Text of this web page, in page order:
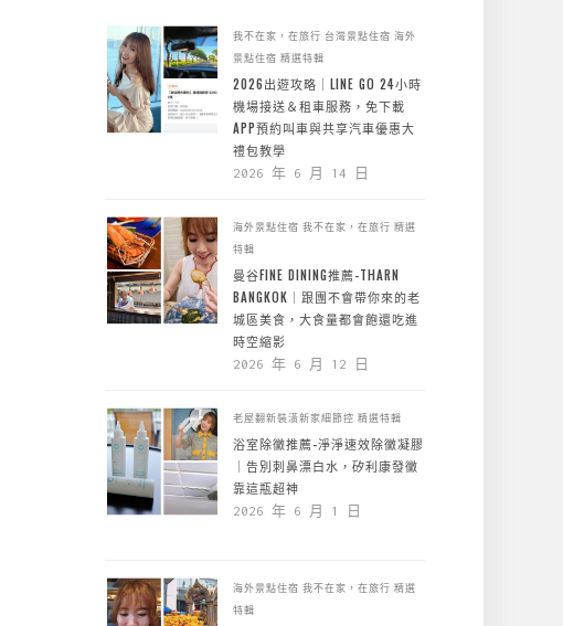
我不在家，在旅行 台灣景點住宿 海外
景點住宿 精選特輯
2026出遊攻略｜LINE GO 24小時
機場接送＆租車服務，免下載
APP預約叫車與共享汽車優惠大
禮包教學
2026 年 6 月 14 日
海外景點住宿 我不在家，在旅行 精選
特輯
曼谷FINE DINING推薦-THARN
BANGKOK｜跟團不會帶你來的老
城區美食，大食量都會飽還吃進
時空縮影
2026 年 6 月 12 日
老屋翻新裝潢新家細節控 精選特輯
浴室除黴推薦-淨淨速效除黴凝膠
｜告別刺鼻漂白水，矽利康發黴
靠這瓶超神
2026 年 6 月 1 日
海外景點住宿 我不在家，在旅行 精選
特輯